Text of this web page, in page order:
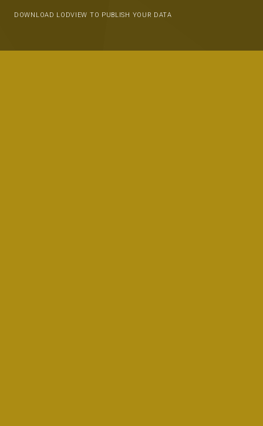
DOWNLOAD LODVIEW TO PUBLISH YOUR DATA